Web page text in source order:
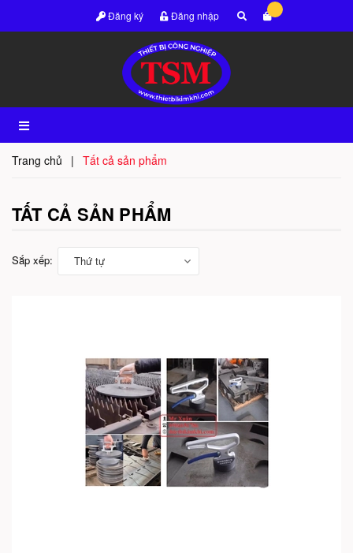
Đăng ký Đăng nhập
Trang chủ | Tất cả sản phẩm
TẤT CẢ SẢN PHẨM
Sắp xếp: Thứ tự